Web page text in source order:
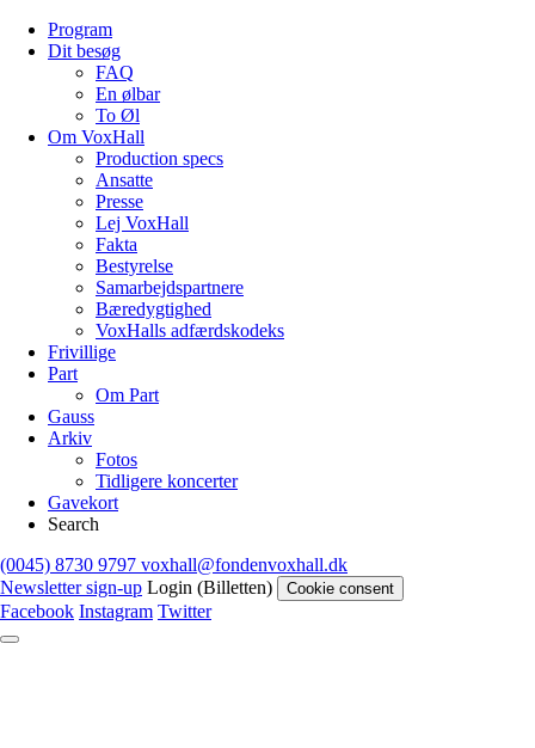
Program
Dit besøg
FAQ
En ølbar
To Øl
Om VoxHall
Production specs
Ansatte
Presse
Lej VoxHall
Fakta
Bestyrelse
Samarbejdspartnere
Bæredygtighed
VoxHalls adfærdskodeks
Frivillige
Part
Om Part
Gauss
Arkiv
Fotos
Tidligere koncerter
Gavekort
Search
(0045) 8730 9797 voxhall@fondenvoxhall.dk
Newsletter sign-up Login (Billetten) Cookie consent
Facebook Instagram Twitter